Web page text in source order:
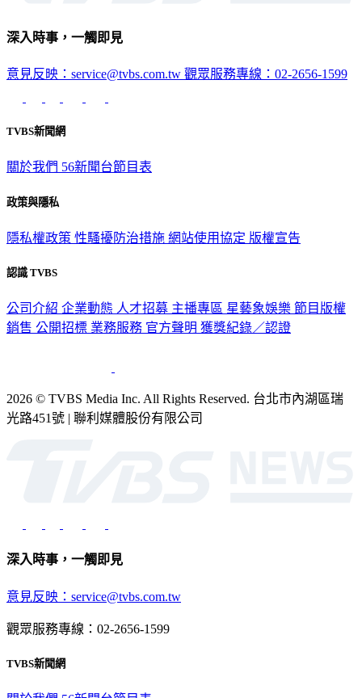
深入時事，一觸即見
意見反映：service@tvbs.com.tw 觀眾服務專線：02-2656-1599
TVBS新聞網
關於我們 56新聞台節目表
政策與隱私
隱私權政策 性騷擾防治措施 網站使用協定 版權宣告
認識 TVBS
公司介紹 企業動態 人才招募 主播專區 星藝象娛樂 節目版權
銷售 公開招標 業務服務 官方聲明 獲獎紀錄／認證
2026 © TVBS Media Inc. All Rights Reserved. 台北市內湖區瑞
光路451號 | 聯利媒體股份有限公司
深入時事，一觸即見
意見反映：service@tvbs.com.tw
觀眾服務專線：02-2656-1599
TVBS新聞網